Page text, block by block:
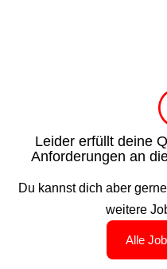
Leider erfüllt deine
Anforderungen an
Du kannst dich aber
weitere
Alle